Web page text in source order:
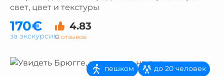
свет, цвет и текстуры
170€ 4.83
12 отзывов
за экскурсию
пешком до 20 человек